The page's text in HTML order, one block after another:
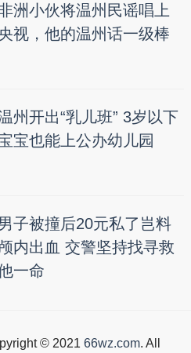
洲小伙将温州民谣唱上
视，他的温州话一级棒
州开出“乳儿班” 3岁以下
宝也能上公办幼儿园
男子被撞后20元私了岂料
颅内出血 交警坚持找寻救
一命
© 2021 66wz.com. All